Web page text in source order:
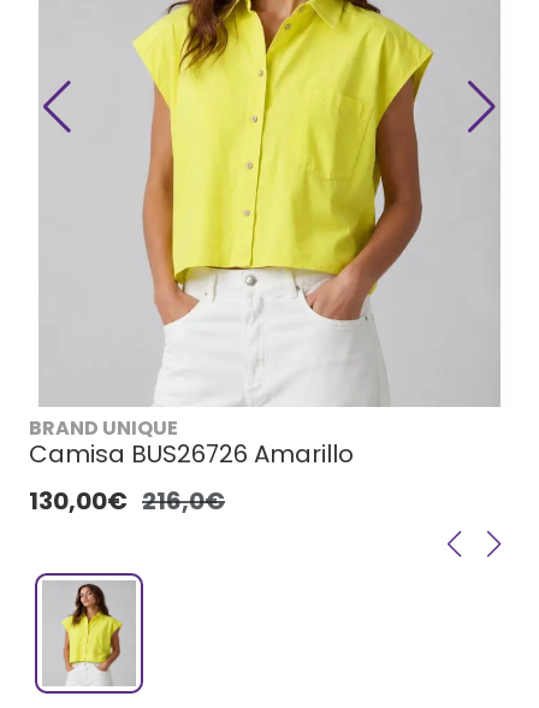
BRAND UNIQUE
Camisa BUS26726 Amarillo
130,00€ 216,0€